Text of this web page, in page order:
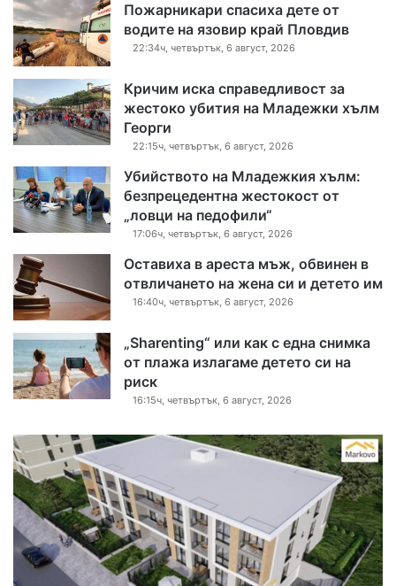
Пожарникари спасиха дете от
водите на язовир край Пловдив
22:34ч, четвъртък, 6 август, 2026
Кричим иска справедливост за
жестоко убития на Младежки хълм
Георги
22:15ч, четвъртък, 6 август, 2026
Убийството на Младежкия хълм:
безпрецедентна жестокост от
„ловци на педофили“
17:06ч, четвъртък, 6 август, 2026
Оставиха в ареста мъж, обвинен в
отвличането на жена си и детето им
16:40ч, четвъртък, 6 август, 2026
„Sharenting“ или как с една снимка
от плажа излагаме детето си на
риск
16:15ч, четвъртък, 6 август, 2026